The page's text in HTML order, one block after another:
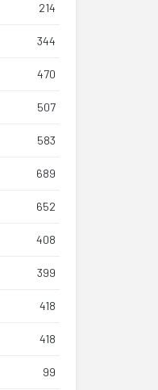
214
344
470
507
583
689
652
408
399
418
418
99